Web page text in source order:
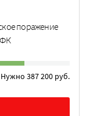
поражение
Нужно 387 200 руб.